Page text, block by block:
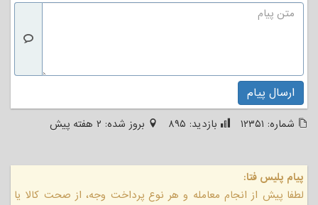
ارسال پیام
شماره: ۱۲۳۵۱ بازدید: ۸۹۵ بروز شده: ۲ هفته پیش
پیام پلیس فتا:
لطفا پیش از انجام معامله و هر نوع پرداخت وجه، از صحت کالا یا